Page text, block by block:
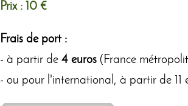
Prix : 10 €
Frais de port :
- à partir de 4 euros (France
- ou pour l'international, à partir de 11